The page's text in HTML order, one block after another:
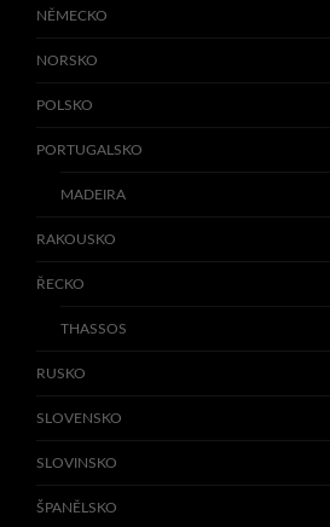
NĚMECKO
NORSKO
POLSKO
PORTUGALSKO
MADEIRA
RAKOUSKO
ŘECKO
THASSOS
RUSKO
SLOVENSKO
SLOVINSKO
ŠPANĚLSKO